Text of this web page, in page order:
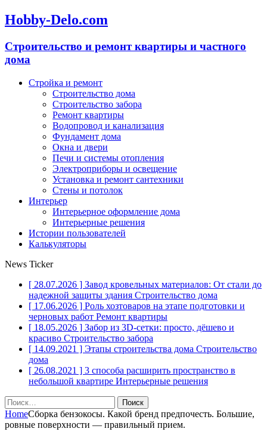
Hobby-Delo.com
Cтроительство и ремонт квартиры и частного
дома
Стройка и ремонт
Строительство дома
Строительство забора
Ремонт квартиры
Водопровод и канализация
Фундамент дома
Окна и двери
Печи и системы отопления
Электроприборы и освещение
Установка и ремонт сантехники
Стены и потолок
Интерьер
Интерьерное оформление дома
Интерьерные решения
Истории пользователей
Калькуляторы
News Ticker
[ 28.07.2026 ] Завод кровельных материалов: От стали до
надежной защиты здания Строительство дома
[ 17.06.2026 ] Роль хозтоваров на этапе подготовки и
черновых работ Ремонт квартиры
[ 18.05.2026 ] Забор из 3D-сетки: просто, дёшево и
красиво Строительство забора
[ 14.09.2021 ] Этапы строительства дома Строительство
дома
[ 26.08.2021 ] 3 способа расширить пространство в
небольшой квартире Интерьерные решения
Найти:
HomeСборка бензокосы. Какой бренд предпочесть. Большие,
ровные поверхности — правильный прием.